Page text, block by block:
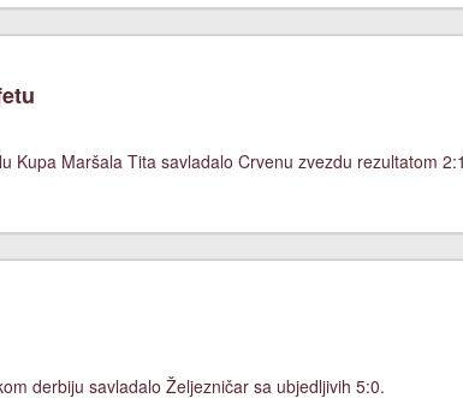
Kupa Maršala Tita savladalo Crvenu zvezdu rezultatom
derbiju savladalo Željezničar sa ubjedljivih 5:0.